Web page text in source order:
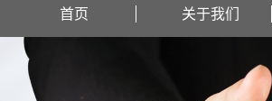
首页 关于我们